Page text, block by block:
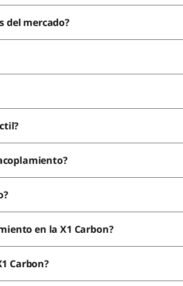
del mercado?
en la X1 Carbon?
Carbon?